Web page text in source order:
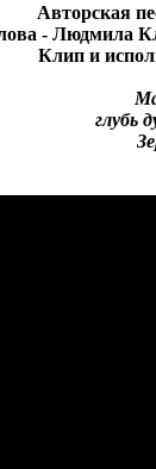
Авторская
- Людмила
Клип и
глубь